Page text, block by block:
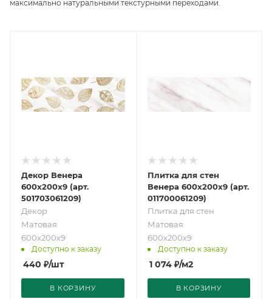
максимально натуральными текстурными переходами.
Декор Венера
600х200х9 (арт.
501703061209)
Декор
Матовая
600х200х9
Доступно к заказу
440 ₽/шт
В КОРЗИНУ
Плитка для стен
Венера 600х200х9 (арт.
011700061209)
Плитка для стен
Матовая
600х200х9
Доступно к заказу
1 074₽/м2
В КОРЗИНУ